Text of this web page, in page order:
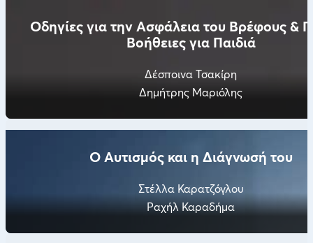
Οδηγίες για την Ασφάλεια του Βρέφους &
Βοήθειες για Παιδιά
Δέσποινα Τσακίρη
Δημήτρης Μαριόλης
Ο Αυτισμός και η Διάγνωσή του
Στέλλα Καρατζόγλου
Ραχήλ Καραδήμα